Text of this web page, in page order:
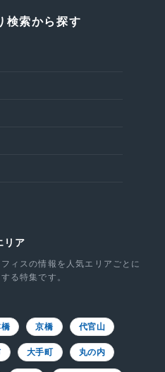
検索から探す
リア
ィスの情報を人気エリアごとに
る特集です。
橋 京橋 代官山
大手町 丸の内